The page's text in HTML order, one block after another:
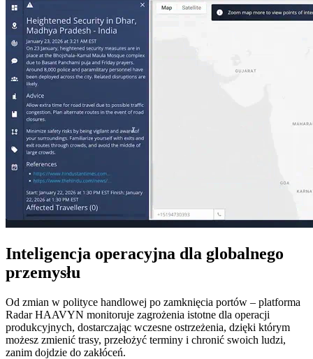
Inteligencja operacyjna dla globalnego
przemysłu
Od zmian w polityce handlowej po zamknięcia portów – platforma
Radar HAAVYN monitoruje zagrożenia istotne dla operacji
produkcyjnych, dostarczając wczesne ostrzeżenia, dzięki którym
możesz zmienić trasy, przełożyć terminy i chronić swoich ludzi,
zanim dojdzie do zakłóceń.